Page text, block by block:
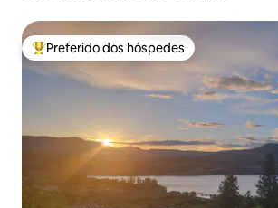
Entre os melhores preferidos dos hóspedes
Preferido dos hóspedes